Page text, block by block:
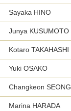
Sayaka HINO
Junya KUSUMOTO
Kotaro TAKAHASHI
Yuki OSAKO
Changkeon SEONG
Marina HARADA